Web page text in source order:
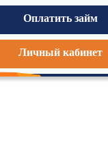
Оплатить займ
Личный кабинет